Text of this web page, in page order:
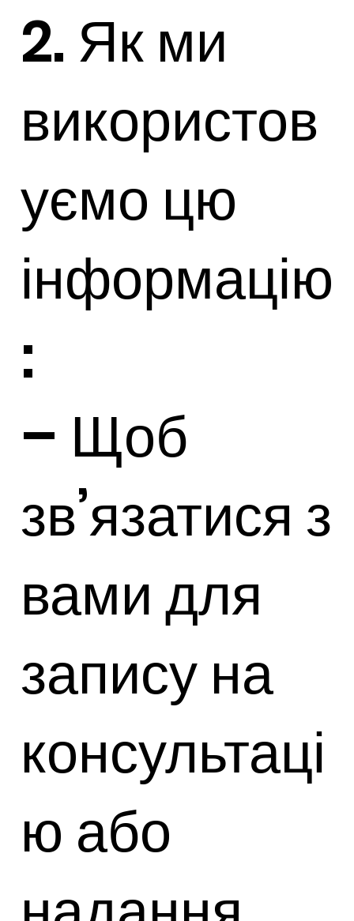
2. Як ми
використов
уємо цю
інформацію
:
– Щоб
зв’язатися з
вами для
запису на
консультаці
ю або